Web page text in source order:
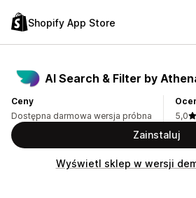
Shopify App Store
AI Search & Filter by
Ceny
Dostępna darmowa wersja próbna
5,0
Zainstaluj
Wyświetl sklep w wersji